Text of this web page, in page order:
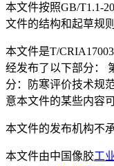
本文件按照GB/T1.1-
文件的结构和起草规
本文件是T/
经发布了以下部分：
分：防寒评价技术规
意本文件的某些内容
本文件的发布机构不
本文件由中国像胶工